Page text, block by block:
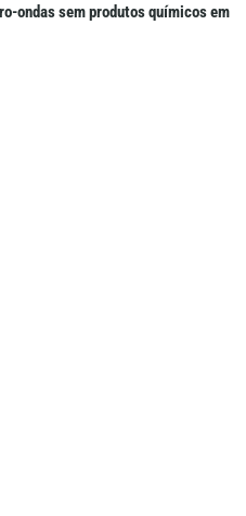
ondas sem produtos químicos em